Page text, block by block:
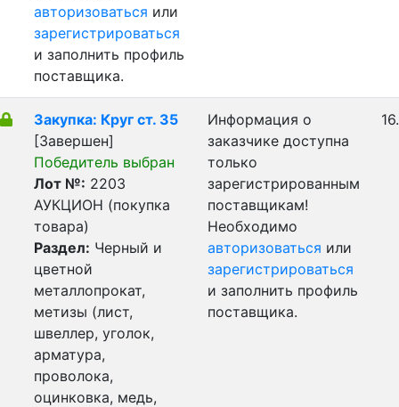
авторизоваться или
зарегистрироваться
и заполнить профиль
поставщика.
Закупка: Круг ст. 35
[Завершен]
Победитель выбран
Лот №: 2203
АУКЦИОН (покупка
товара)
Раздел: Черный и
цветной
металлопрокат,
метизы (лист,
швеллер, уголок,
арматура,
проволока,
оцинковка, медь,
Информация о
заказчике доступна
только
зарегистрированным
поставщикам!
Необходимо
авторизоваться или
зарегистрироваться
и заполнить профиль
поставщика.